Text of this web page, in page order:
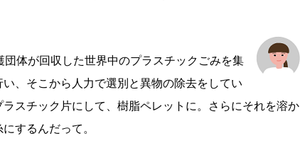
体が回収した世界中のプラスチックごみを集
、そこから人力で選別と異物の除去をしてい
スチック片にして、樹脂ペレットに。さらにそれを溶か
するんだって。